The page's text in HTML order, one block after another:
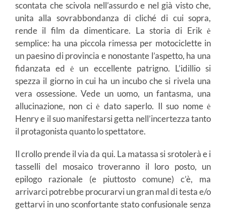
scontata che scivola nell’assurdo e nel già visto che,
unita alla sovrabbondanza di cliché di cui sopra,
rende il film da dimenticare. La storia di Erik ė
semplice: ha una piccola rimessa per motociclette in
un paesino di provincia e nonostante l’aspetto, ha una
fidanzata ed ė un eccellente patrigno. L’idillio si
spezza il giorno in cui ha un incubo che si rivela una
vera ossessione. Vede un uomo, un fantasma, una
allucinazione, non ci ė dato saperlo. Il suo nome ė
Henry e il suo manifestarsi getta nell’incertezza tanto
il protagonista quanto lo spettatore.
Il crollo prende il via da qui. La matassa si srotolerà e i
tasselli del mosaico troveranno il loro posto, un
epilogo razionale (e piuttosto comune) c’è, ma
arrivarci potrebbe procurarvi un gran mal di testa e/o
gettarvi in uno sconfortante stato confusionale senza